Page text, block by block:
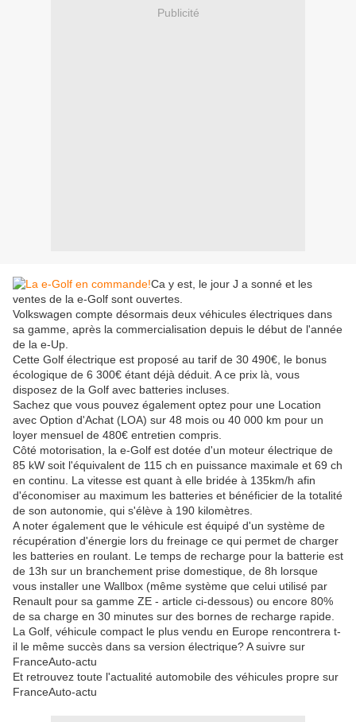
Publicité
Ca y est, le jour J a sonné et les
ventes de la e-Golf sont ouvertes.
Volkswagen compte désormais deux véhicules électriques dans
sa gamme, après la commercialisation depuis le début de l'année
de la e-Up.
Cette Golf électrique est proposé au tarif de 30 490€, le bonus
écologique de 6 300€ étant déjà déduit. A ce prix là, vous
disposez de la Golf avec batteries incluses.
Sachez que vous pouvez également optez pour une Location
avec Option d'Achat (LOA) sur 48 mois ou 40 000 km pour un
loyer mensuel de 480€ entretien compris.
Côté motorisation, la e-Golf est dotée d'un moteur électrique de
85 kW soit l'équivalent de 115 ch en puissance maximale et 69 ch
en continu. La vitesse est quant à elle bridée à 135km/h afin
d'économiser au maximum les batteries et bénéficier de la totalité
de son autonomie, qui s'élève à 190 kilomètres.
A noter également que le véhicule est équipé d'un système de
récupération d'énergie lors du freinage ce qui permet de charger
les batteries en roulant. Le temps de recharge pour la batterie est
de 13h sur un branchement prise domestique, de 8h lorsque
vous installer une Wallbox (même système que celui utilisé par
Renault pour sa gamme ZE - article ci-dessous) ou encore 80%
de sa charge en 30 minutes sur des bornes de recharge rapide.
La Golf, véhicule compact le plus vendu en Europe rencontrera t-
il le même succès dans sa version électrique? A suivre sur
FranceAuto-actu
Et retrouvez toute l'actualité automobile des véhicules propre sur
FranceAuto-actu